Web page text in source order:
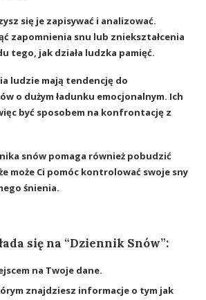
się je zapisywać i analizować.
zapomnienia snu lub zniekształcenia
tego, jak działa ludzka pamięć.
ludzie mają tendencję do
o dużym ładunku emocjonalnym. Ich
być sposobem na konfrontację z
snów pomaga również pobudzić
może Ci pomóc kontrolować swoje sny
śnienia.
się na “Dziennik Snów”:
na Twoje dane.
znajdziesz informacje o tym jak